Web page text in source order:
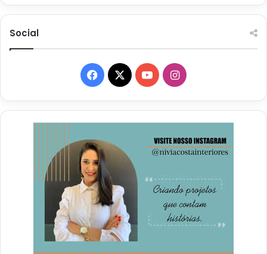
Social
Facebook
X YouTubeInstagram